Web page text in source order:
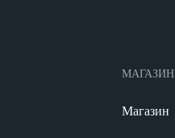
МАГАЗИН
Магазин